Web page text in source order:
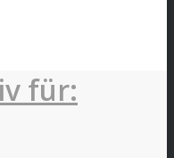
für: